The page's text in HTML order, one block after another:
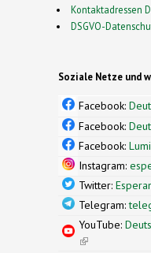
Kontaktadressen
DSGVO-
Soziale Netze und
Facebook:
Facebook:
Facebook:
Instagram:
Twitter:
Telegram:
YouTube:
(link is external)